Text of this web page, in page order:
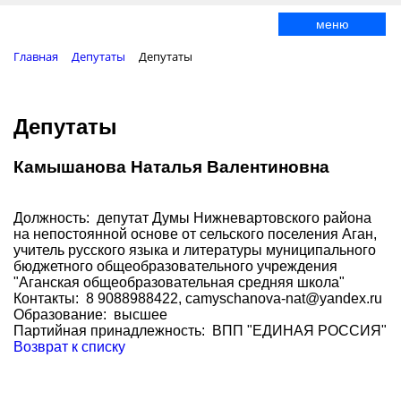
меню
Главная Депутаты Депутаты
Депутаты
Камышанова Наталья Валентиновна
Должность: депутат Думы Нижневартовского района
на непостоянной основе от сельского поселения Аган,
учитель русского языка и литературы муниципального
бюджетного общеобразовательного учреждения
"Аганская общеобразовательная средняя школа"
Контакты: 8 9088988422, camyschanova-nat@yandex.ru
Образование: высшее
Партийная принадлежность: ВПП "ЕДИНАЯ РОССИЯ"
Возврат к списку